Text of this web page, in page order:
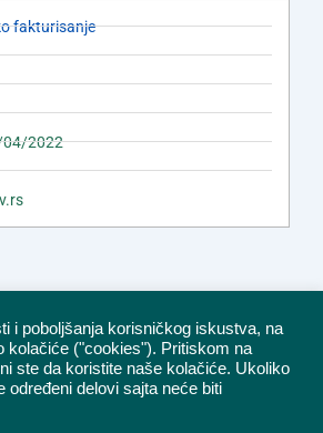
fakturisanje
04/2022
i poboljšanja korisničkog iskustva, na
kolačiće ("cookies"). Pritiskom na
ste da koristite naše kolačiće. Ukoliko
određeni delovi sajta neće biti